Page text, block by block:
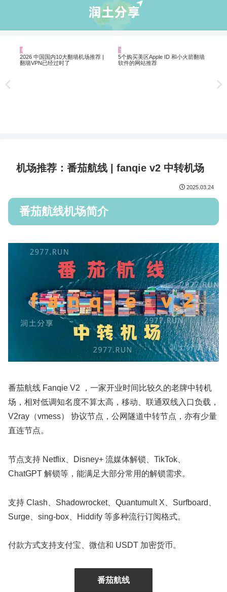
机场推荐 业界资讯
机场推荐：番茄航线 | fanqie v2 中转机场
2025.03.24
番茄航线机场简介
番茄航线 Fanqie V2 ，一家开业时间比较久的老牌中转机
场，相对低调知名度不算太高，移动、联通双线入口负载，
V2ray（vmess） 协议节点，公网隧道中转节点，亦有少量
直连节点。
节点支持 Netflix、Disney+ 流媒体解锁、TikTok、
ChatGPT 解锁等，能满足大部分常用的解锁需求。
支持 Clash、Shadowrocket、Quantumult X、Surfboard、
Surge、sing-box、Hiddify 等多种流行订阅格式。
付款方式支持支付宝、微信和 USDT 加密货币。
番茄航线